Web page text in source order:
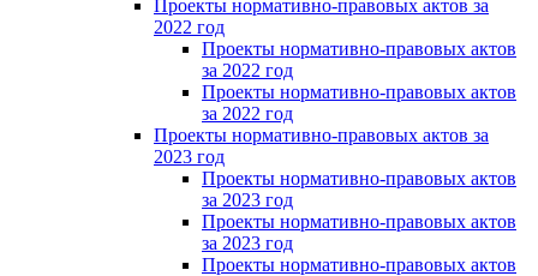
Проекты нормативно-правовых актов за
2022 год
Проекты нормативно-правовых актов
за 2022 год
Проекты нормативно-правовых актов
за 2022 год
Проекты нормативно-правовых актов за
2023 год
Проекты нормативно-правовых актов
за 2023 год
Проекты нормативно-правовых актов
за 2023 год
Проекты нормативно-правовых актов